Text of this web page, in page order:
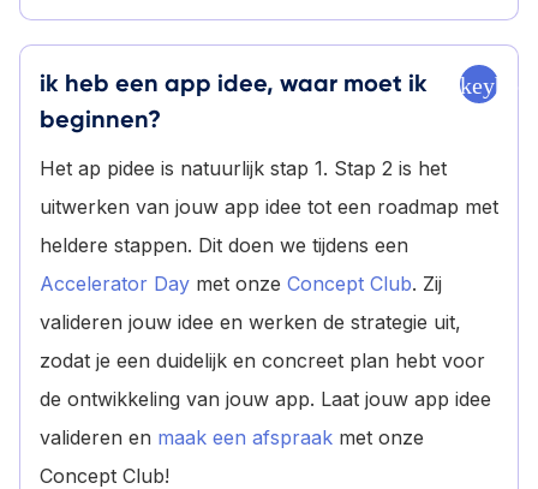
ik heb een app idee, waar moet ik
beginnen?
Het ap pidee is natuurlijk stap 1. Stap 2 is het
uitwerken van jouw app idee tot een roadmap met
heldere stappen. Dit doen we tijdens een
Accelerator Day met onze Concept Club. Zij
valideren jouw idee en werken de strategie uit,
zodat je een duidelijk en concreet plan hebt voor
de ontwikkeling van jouw app. Laat jouw app idee
valideren en maak een afspraak met onze
Concept Club!